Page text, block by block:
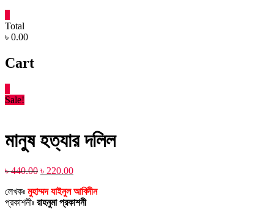
Total
৳ 0.00
Cart
Sale!
মানুষ হত্যার দলিল
৳440.00 Original
was:
৳ 440.00.
৳ 220.00Current
is:
৳ 220.00.
লেখকঃ মুহাম্মদ যাইনুল আবিদীন
প্রকাশনীঃ রাহনুমা প্রকাশনী